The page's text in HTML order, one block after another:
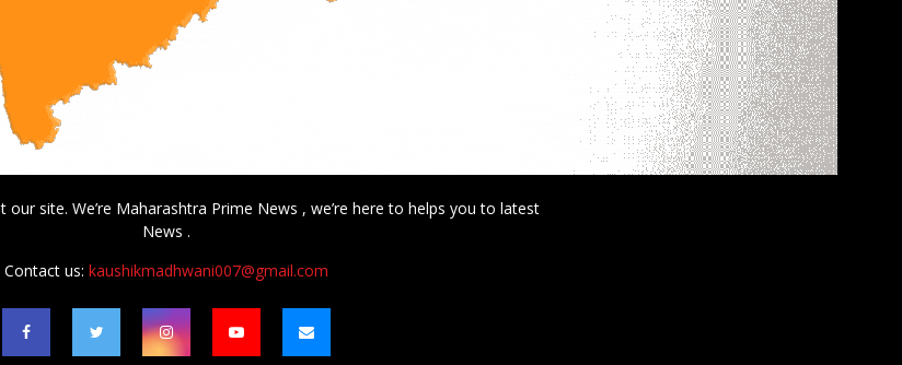
site. We’re Maharashtra Prime News , we’re here to helps you to latest
News .
Contact us: kaushikmadhwani007@gmail.com